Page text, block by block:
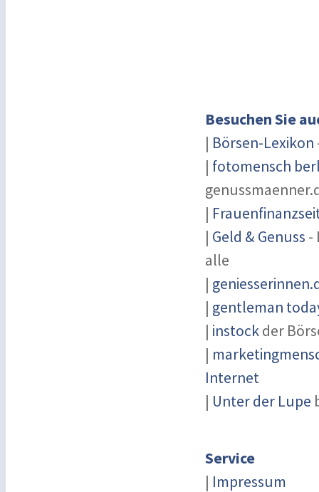
Besuchen Sie
| Börsen-Lexikon
| fotomensch
|
| Geld & Genuss -
alle
|
| gentleman
| instockder
|
Internet
| Unter der Lupe
Service
| Impressum